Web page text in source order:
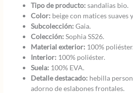
Tipo de producto: sandalias bio.
Color: beige con matices suaves
Subcolección: Gaia.
Colección: Sophia SS26.
Material exterior: 100% poliéster.
Interior: 100% poliéster.
Suela: 100% EVA.
Detalle destacado: hebilla
adorno de eslabones frontales.